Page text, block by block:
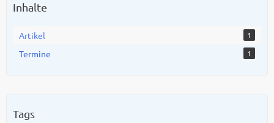
Inhalte
Artikel 1
Termine 1
Tags